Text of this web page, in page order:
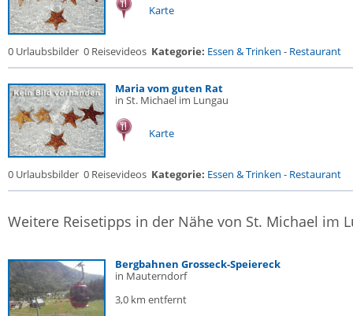
Karte
0 Urlaubsbilder 0 Reisevideos Kategorie: Essen & Trinken - Restaurant
Maria vom guten Rat
in St. Michael im Lungau
Karte
0 Urlaubsbilder 0 Reisevideos Kategorie: Essen & Trinken - Restaurant
Weitere Reisetipps in der Nähe von St. Michael im
Bergbahnen Grosseck-Speiereck
in Mauterndorf
3,0 km entfernt